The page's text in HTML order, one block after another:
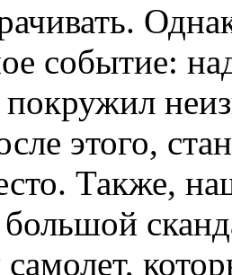
событие:
покружил
этого,
Также,
большой
самолет,